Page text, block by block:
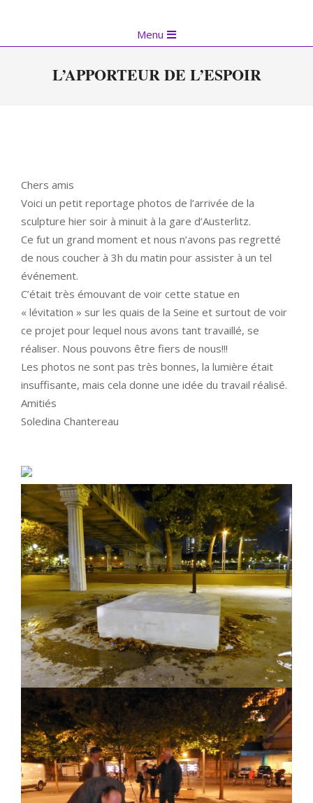
content
Navigation
Menu
L’APPORTEUR DE L’ESPOIR
Chers amis
Voici un petit reportage photos de l’arrivée de la
sculpture hier soir à minuit à la gare d’Austerlitz.
Ce fut un grand moment et nous n’avons pas regretté
de nous coucher à 3h du matin pour assister à un tel
événement.
C’était très émouvant de voir cette statue en
« lévitation » sur les quais de la Seine et surtout de voir
ce projet pour lequel nous avons tant travaillé, se
réaliser. Nous pouvons être fiers de nous!!!
Les photos ne sont pas très bonnes, la lumière était
insuffisante, mais cela donne une idée du travail réalisé.
Amitiés
Soledina Chantereau